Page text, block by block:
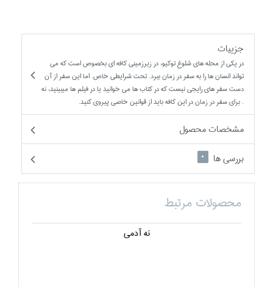
جزییات
در يکي از محله هاي شلوغ توکيو، در زيرزميني کافه اي بخصوص است که مي
تواند انسان ها را به سفر در زمان ببرد. تحت شرايطي خاص. اما اين سفر از آن
دست سفر هاي رايجي نيست که در کتاب ها مي خوانيد يا در فيلم ها ميبينيد، نه
. براي سفر در زمان در اين کافه بايد از قوانين خاصي پيروي کنيد.
مشخصات محصول
بررسی ها
0
محصولات مرتبط
نه آدمي